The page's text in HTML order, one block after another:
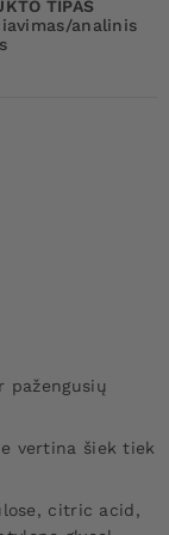
TIPAS
analinis
pažengusių
vertina šiek tiek
citric acid,